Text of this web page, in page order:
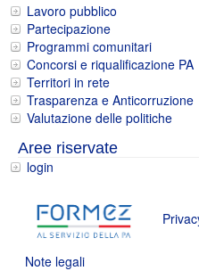
Lavoro pubblico
Partecipazione
Programmi comunitari
Concorsi e riqualificazione PA
Territori in rete
Trasparenza e Anticorruzione
Valutazione delle politiche
Aree riservate
login
Note legali